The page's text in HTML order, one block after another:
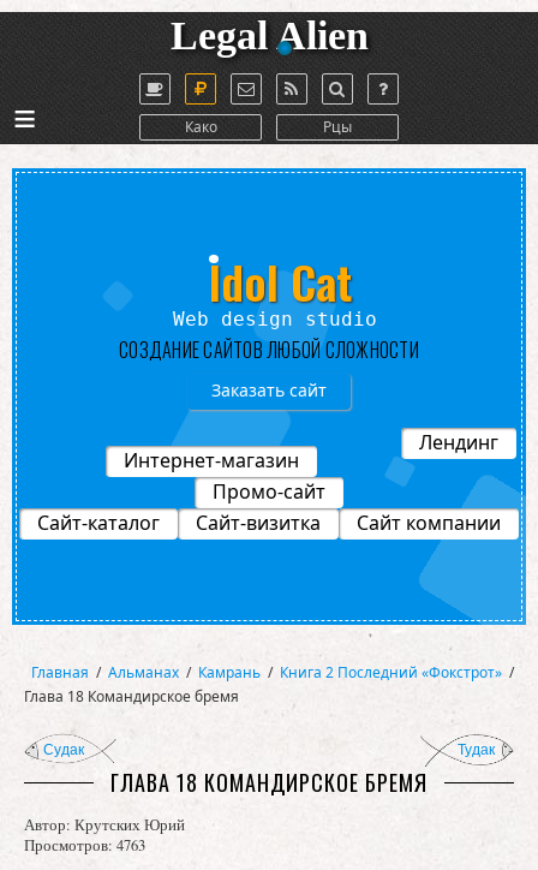
Legal Alien
Како Рцы
≡
Лендинг
Промо-сайт
Интернет-магазин
Idol Cat
sign studio
СОЗДАНИЕ САЙТОВ ЛЮБОЙ СЛОЖНОСТИ
Заказать сайт
Сайт-каталог Сайт-визитка Сайт компании
Главная / Альманах / Камрань / Книга 2 Последний «Фокстрот» /
Глава 18 Командирское бремя
Судак Тудак
ГЛАВА 18 КОМАНДИРСКОЕ БРЕМЯ
Автор: Крутских Юрий
Просмотров: 4763